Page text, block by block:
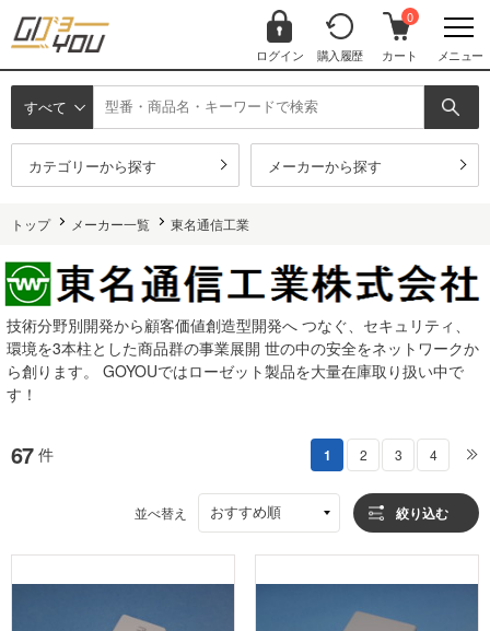
ログイン 購入履歴
0
カート メニュー
すべて
カテゴリーから探す メーカーから探す
トップ メーカー一覧 東名通信工業
技術分野別開発から顧客価値創造型開発へ つなぐ、セキュリティ、
環境を3本柱とした商品群の事業展開 世の中の安全をネットワークか
ら創ります。 GOYOUではローゼット製品を大量在庫取り扱い中で
す！
67 件 1 2 3 4
並べ替え おすすめ順 絞り込む